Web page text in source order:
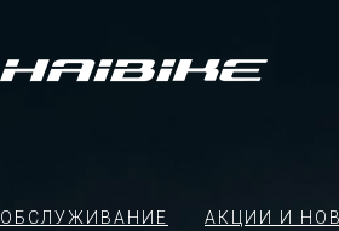
ОБСЛУЖИВАНИЕ АКЦИИ И